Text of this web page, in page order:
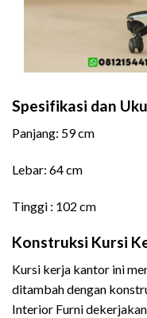
Spesifikasi dan
Panjang: 59 cm
Lebar: 64 cm
Tinggi : 102 cm
Konstruksi Kursi
Kursi kerja kantor ini
ditambah dengan
Interior Furni